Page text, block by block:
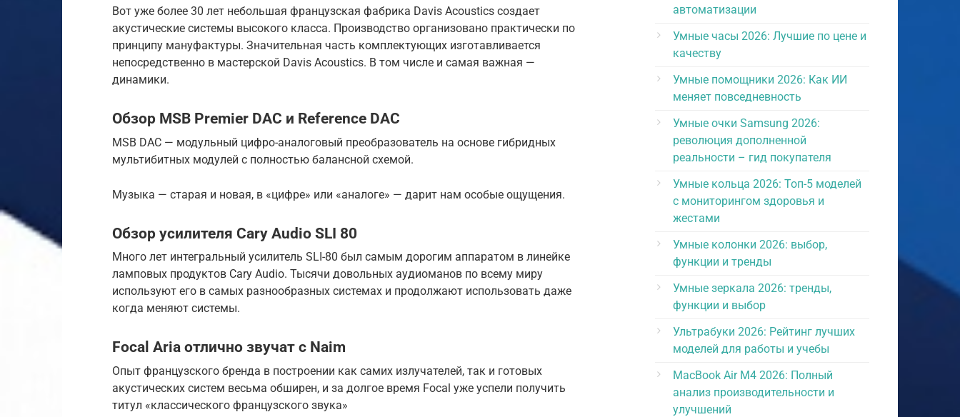
Вот уже более 30 лет небольшая французская фабрика Davis Acoustics создает
акустические системы высокого класса. Производство организовано практически по
принципу мануфактуры. Значительная часть комплектующих изготавливается
непосредственно в мастерской Davis Acoustics. В том числе и самая важная —
динамики.
Обзор MSB Premier DAC и Reference DAC
MSB DAC — модульный цифро-аналоговый преобразователь на основе гибридных
мультибитных модулей с полностью балансной схемой.
Музыка — старая и новая, в «цифре» или «аналоге» — дарит нам особые ощущения.
Обзор усилителя Cary Audio SLI 80
Много лет интегральный усилитель SLI-80 был самым дорогим аппаратом в линейке
ламповых продуктов Cary Audio. Тысячи довольных аудиоманов по всему миру
используют его в самых разнообразных системах и продолжают использовать даже
когда меняют системы.
Focal Aria отлично звучат с Naim
Опыт французского бренда в построении как самих излучателей, так и готовых
акустических систем весьма обширен, и за долгое время Focal уже успели получить
титул «классического французского звука»
автоматизации
Умные часы 2026: Лучшие по цене и
качеству
Умные помощники 2026: Как ИИ
меняет повседневность
Умные очки Samsung 2026:
революция дополненной
реальности – гид покупателя
Умные кольца 2026: Топ-5 моделей
с мониторингом здоровья и
жестами
Умные колонки 2026: выбор,
функции и тренды
Умные зеркала 2026: тренды,
функции и выбор
Ультрабуки 2026: Рейтинг лучших
моделей для работы и учебы
MacBook Air M4 2026: Полный
анализ производительности и
улучшений